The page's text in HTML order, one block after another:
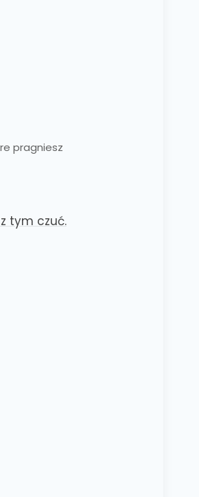
pragniesz
tym czuć.